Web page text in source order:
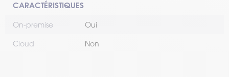
CARACTÉRISTIQUES
On-premise Oui
Cloud Non